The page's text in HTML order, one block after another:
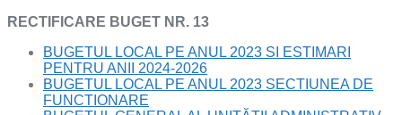
RECTIFICARE BUGET NR. 13
BUGETUL LOCAL PE ANUL 2023 SI ESTIMARI
PENTRU ANII 2024-2026
BUGETUL LOCAL PE ANUL 2023 SECTIUNEA DE
FUNCTIONARE